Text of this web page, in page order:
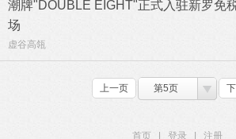
潮牌"DOUBLE EIGHT"正式入驻新罗免
场
虚谷高瓴
上一页 第5页
首页 登录 注册